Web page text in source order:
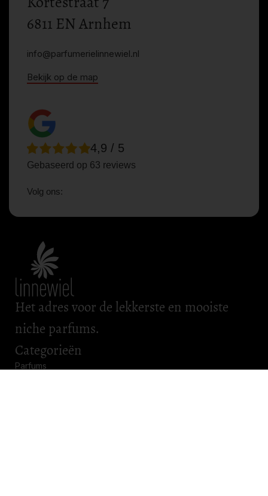
6811 EN Arnhem
info@parfumerielinnewiel.nl
Bekijk op de map
4,9 / 5
Gebaseerd op 63 reviews
Volg ons:
Het adres voor de lekkerste en mooiste
niche parfums.
Categorieën
Parfums